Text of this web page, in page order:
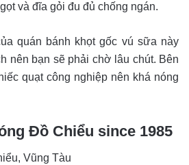
và đĩa gỏi đu đủ chống ngán.
quán bánh khọt gốc vú sữa này
nên bạn sẽ phải chờ lâu chút. Bên
quạt công nghiệp nên khá nóng
Đồ Chiểu since 1985
Vũng Tàu